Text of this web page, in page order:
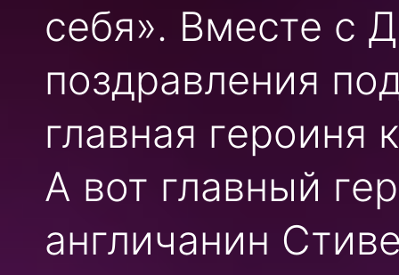
себя». Вместе с
поздравления
главная героиня
А вот главный
англичанин